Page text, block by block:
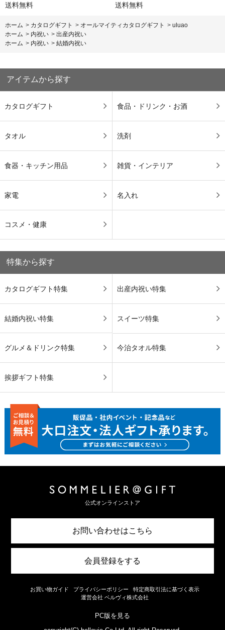
送料無料 送料無料
ホーム > カタログギフト > オールマイティカタログギフト > uluao
ホーム > 内祝い > 出産内祝い
ホーム > 内祝い > 結婚内祝い
アイテムから探す
カタログギフト 食品・ドリンク・お酒
タオル 洗剤
食器・キッチン用品 雑貨・インテリア
家電 名入れ
コスメ・健康
特集から探す
カタログギフト特集 出産内祝い特集
結婚内祝い特集 スイーツ特集
グルメ＆ドリンク特集 今治タオル特集
挨拶ギフト特集
公式オンラインストア
お問い合わせはこちら
会員登録をする
お買い物ガイド プライバシーポリシー
特定商取引法に基づく表示
運営会社 ベルヴィ株式会社
PC版を見る